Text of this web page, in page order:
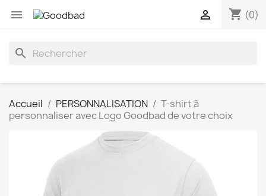
 shopping_cart (0)

search
Accueil PERSONNALISATION
T-shirt à
personnaliser avec Logo Goodbad de votre choix